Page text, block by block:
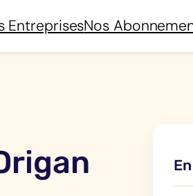
EntreprisesNos